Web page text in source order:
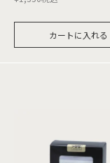
カートに入れる